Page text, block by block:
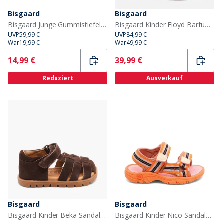
Bisgaard
Bisgaard Junge Gummistiefel Tarnmuster
UVP59,99 €
War19,99 €
Current
14,99 €
Reduziert
Bisgaard
Bisgaard Kinder Floyd Barfuß Sandalen Navy
UVP84,99 €
War49,99 €
Current
39,99 €
Ausverkauf
Bisgaard
Bisgaard Kinder Beka Sandalen Cacao
Bisgaard
Bisgaard Kinder Nico Sandalen Orange Mix